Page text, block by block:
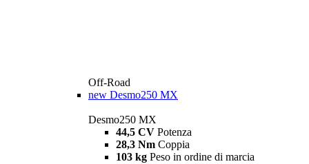
Off-Road
new Desmo250 MX
Desmo250 MX
44,5 CV Potenza
28,3 Nm Coppia
103 kg Peso in ordine di marcia